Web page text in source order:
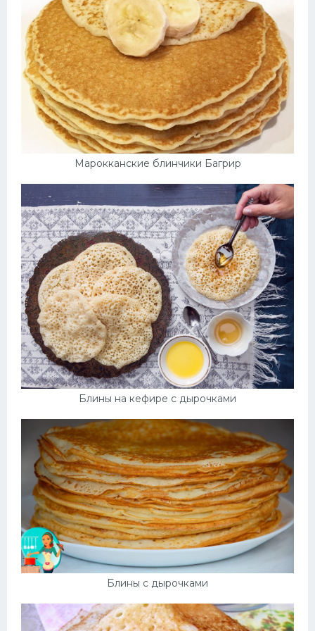
Марокканские блинчики Багрир
Блины на кефире с дырочками
Блины с дырочками